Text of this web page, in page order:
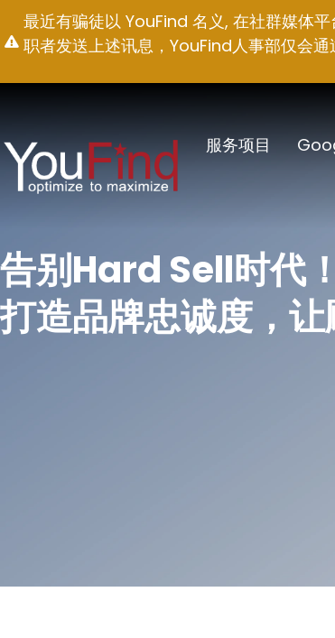
至
容
最近有骗徒以 YouFind 名义, 在社群媒体
职者发送上述讯息，YouFind人事部仅会
服务项目
告别Hard Sell时代
打造品牌忠诚度，让